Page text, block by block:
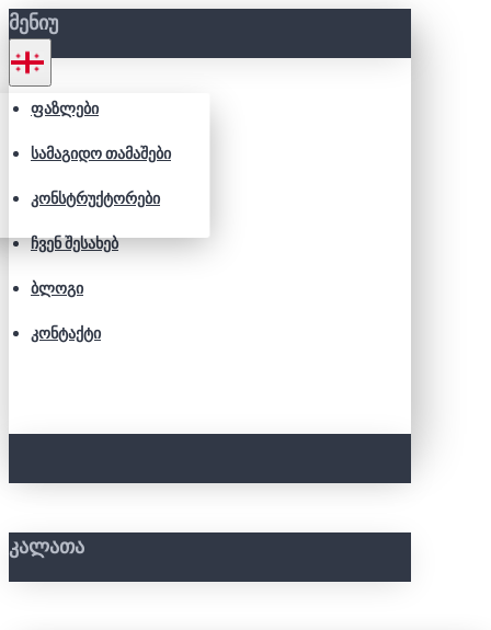
ᲛᲔᲜᲘᲣ
ᲤᲐᲖᲚᲔᲑᲘ
ᲡᲐᲛᲐᲒᲘᲓᲝ ᲗᲐᲛᲐᲨᲔᲑᲘ
ᲙᲝᲜᲡᲢᲠᲣᲥᲢᲝᲠᲔᲑᲘ
ᲩᲕᲔᲜ ᲨᲔᲡᲐᲮᲔᲑ
ᲑᲚᲝᲒᲘ
ᲙᲝᲜᲢᲐᲥᲢᲘ
ᲙᲐᲚᲐᲗᲐ